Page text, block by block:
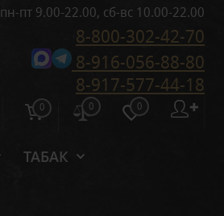
пн-пт 9.00-22.00, сб-вс 10.00-22.00
8-800-302-42-70
8-916-056-88-80
8-917-577-44-18
0 0 0 ✚
ТАБАК